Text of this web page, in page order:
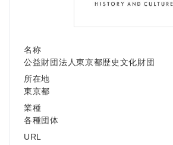
名称
公益財団法人東京都歴史文化財団
所在地
東京都
業種
各種団体
URL